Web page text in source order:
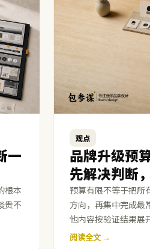
一
根本
贵不
观点
品牌升级预
先解决判断
预算有限不等于把所
方向，再集中完成最
他内容按验证结果展
阅读全文 →